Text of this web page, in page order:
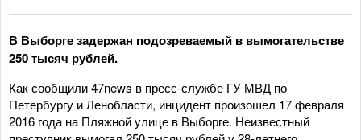
В Выборге задержан подозреваемый в вымогательстве
250 тысяч рублей.
Как сообщили 47news в пресс-службе ГУ МВД по
Петербургу и Ленобласти, инцидент произошел 17 февраля
2016 года на Пляжной улице в Выборге. Неизвестный